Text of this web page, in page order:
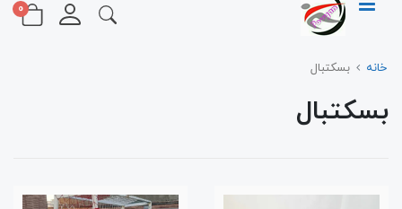
0
خانه بسکتبال
بسکتبال